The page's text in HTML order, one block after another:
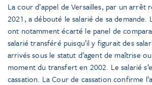
La cour d’appel de Versailles, par un arrêt
2021, a débouté le salarié de sa demande.
ont notamment écarté le panel de
salarié transféré puisqu’il y figurait des
arrivés sous le statut d’agent de maîtrise
moment du transfert en 2002. Le salarié
cassation. La Cour de cassation confirme